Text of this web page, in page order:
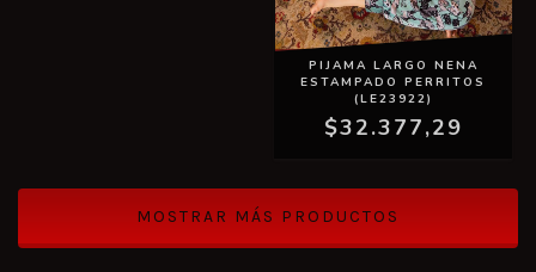
PIJAMA LARGO NENA
ESTAMPADO PERRITOS
(LE23922)
$32.377,29
MOSTRAR MÁS PRODUCTOS